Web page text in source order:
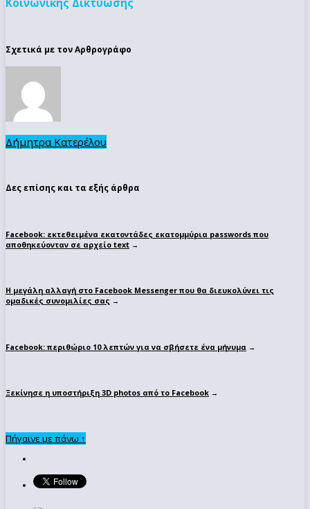
Σχετικά με τον Αρθρογράφο
Δήμητρα Κατερέλου
Δες επίσης και τα εξής άρθρα
Facebook: εκτεθειμένα εκατοντάδες εκατομμύρια passwords που
αποθηκεύονταν σε αρχείο text →
Η μεγάλη αλλαγή στο Facebook Messenger που θα διευκολύνει τις
ομαδικές συνομιλίες σας →
Facebook: περιθώριο 10 λεπτών για να σβήσετε ένα μήνυμα →
Ξεκίνησε η υποστήριξη 3D photos από το Facebook →
Πήγαινε με πάνω ↑